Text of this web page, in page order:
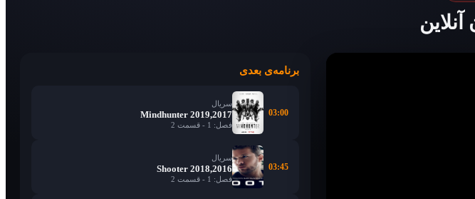
آنلاین
برنامه‌ی بعدی
03:00
سریال
Mindhunter 2019,2017
فصل: 1 - قسمت 2
03:45
سریال
Shooter 2018,2016
فصل: 1 - قسمت 2